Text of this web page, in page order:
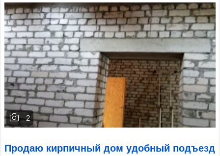
2
Продаю кирпичный дом удобный подъезд